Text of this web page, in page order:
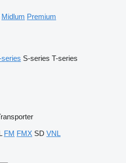
Midlum Premium
series S-series T-series
FM FMX SD VNL